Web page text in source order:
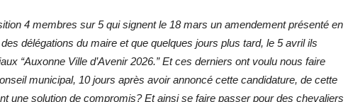
4 membres sur 5 qui signent le 18 mars un amendement présenté en
délégations du maire et que quelques jours plus tard, le 5 avril ils
“Auxonne Ville d’Avenir 2026.”Et ces derniers ont voulu nous faire
municipal, 10 jours après avoir annoncé cette candidature, de cette
une solution de compromis? Et ainsi se faire passer pour des chevaliers